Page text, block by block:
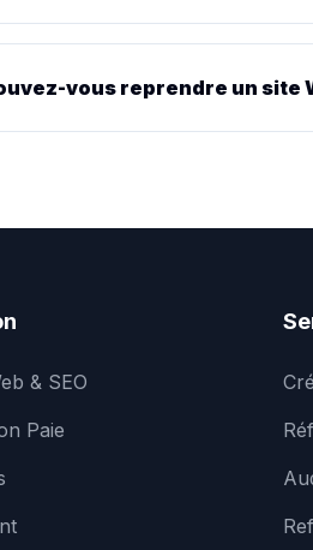
vous reprendre un site
& SEO
Paie